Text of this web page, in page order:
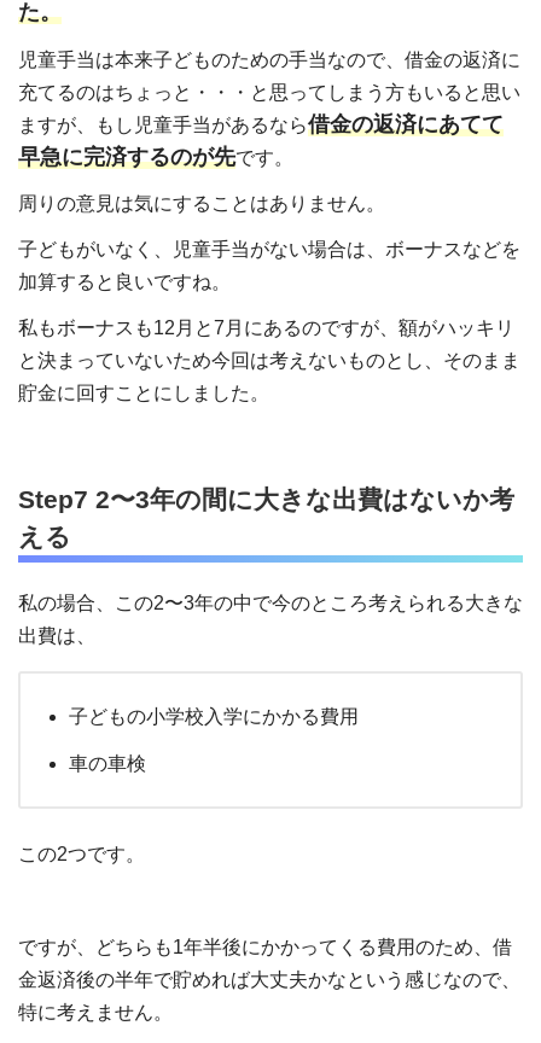
た。
児童手当は本来子どものための手当なので、借金の返済に
充てるのはちょっと・・・と思ってしまう方もいると思い
ますが、もし児童手当があるなら借金の返済にあてて
早急に完済するのが先です。
周りの意見は気にすることはありません。
子どもがいなく、児童手当がない場合は、ボーナスなどを
加算すると良いですね。
私もボーナスも12月と7月にあるのですが、額がハッキリ
と決まっていないため今回は考えないものとし、そのまま
貯金に回すことにしました。
Step7 2〜3年の間に大きな出費はないか考
える
私の場合、この2〜3年の中で今のところ考えられる大きな
出費は、
子どもの小学校入学にかかる費用
車の車検
この2つです。
ですが、どちらも1年半後にかかってくる費用のため、借
金返済後の半年で貯めれば大丈夫かなという感じなので、
特に考えません。